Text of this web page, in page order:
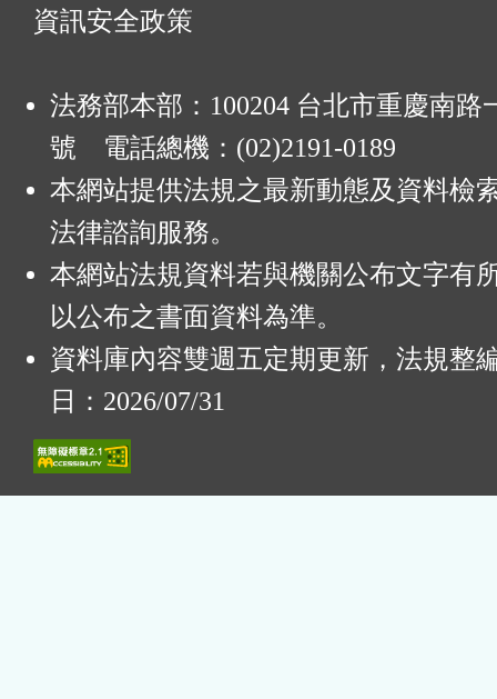
資訊安全政策
法務部本部：100204 台北市重慶南路
號 電話總機：(02)2191-0189
本網站提供法規之最新動態及資料檢
法律諮詢服務。
本網站法規資料若與機關公布文字有
以公布之書面資料為準。
資料庫內容雙週五定期更新，法規整
日：2026/07/31